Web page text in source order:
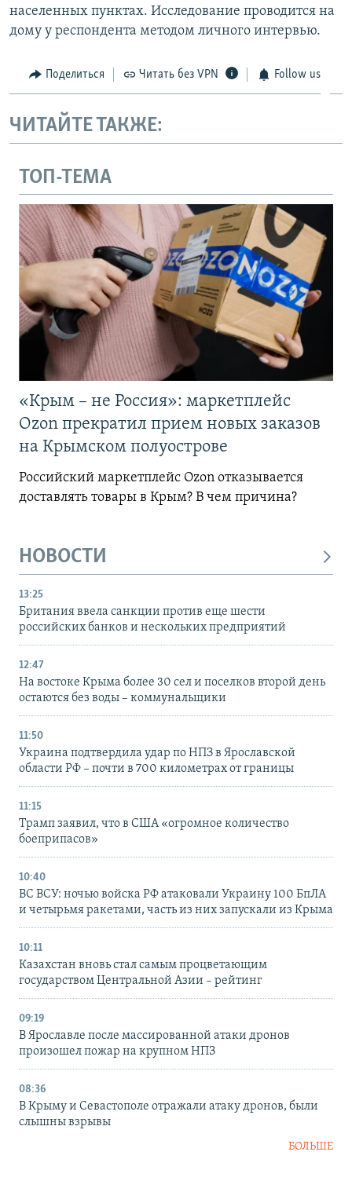
населенных пунктах. Исследование проводится на
дому у респондента методом личного интервью.
Поделиться Читать без VPN Follow us
ЧИТАЙТЕ ТАКЖЕ:
ТОП-ТЕМА
«Крым – не Россия»: маркетплейс
Ozon прекратил прием новых заказов
на Крымском полуострове
Российский маркетплейс Ozon отказывается
доставлять товары в Крым? В чем причина?
НОВОСТИ
13:25
Британия ввела санкции против еще шести
российских банков и нескольких предприятий
12:47
На востоке Крыма более 30 сел и поселков второй день
остаются без воды – коммунальщики
11:50
Украина подтвердила удар по НПЗ в Ярославской
области РФ – почти в 700 километрах от границы
11:15
Трамп заявил, что в США «огромное количество
боеприпасов»
10:40
ВС ВСУ: ночью войска РФ атаковали Украину 100 БпЛА
и четырьмя ракетами, часть из них запускали из Крыма
10:11
Казахстан вновь стал самым процветающим
государством Центральной Азии – рейтинг
09:19
В Ярославле после массированной атаки дронов
произошел пожар на крупном НПЗ
08:36
В Крыму и Севастополе отражали атаку дронов, были
слышны взрывы
БОЛЬШЕ